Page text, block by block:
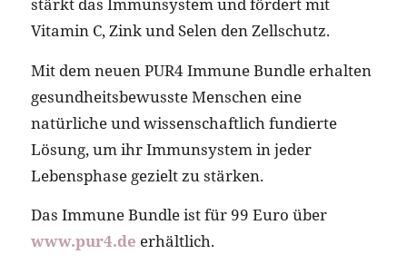
Vitamin C, Zink und Selen den Zellschutz.
Mit dem neuen PUR4 Immune Bundle erhalten
gesundheitsbewusste Menschen eine
natürliche und wissenschaftlich fundierte
Lösung, um ihr Immunsystem in jeder
Lebensphase gezielt zu stärken.
Das Immune Bundle ist für 99 Euro über
www.pur4.de erhältlich.